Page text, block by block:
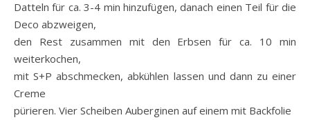
Datteln für ca. 3-4 min hinzufügen, danach einen Teil für die
Deco abzweigen,
den Rest zusammen mit den Erbsen für ca. 10 min
weiterkochen,
mit S+P abschmecken, abkühlen lassen und dann zu einer
Creme
pürieren. Vier Scheiben Auberginen auf einem mit Backfolie